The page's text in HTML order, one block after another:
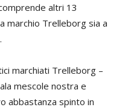
altri 13
marchio Trelleborg sia a
marchiati Trelleborg –
mescole nostra e
abbastanza spinto in